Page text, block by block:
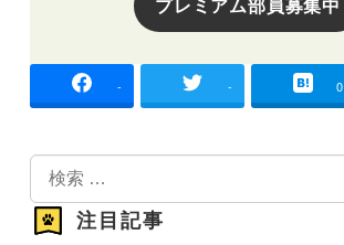
プレミアム部員募集中
- - 0
索
注目記事